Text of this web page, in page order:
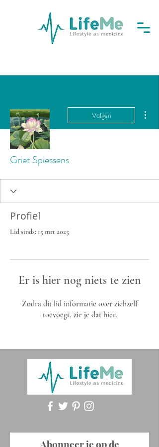
Volgen
Griet Spiessens
Profiel
Lid sinds: 15 mrt 2025
Er is hier nog niets te zien
Zodra dit lid informatie over zichzelf
toevoegt, zie je dat hier.
Abonneer je op de